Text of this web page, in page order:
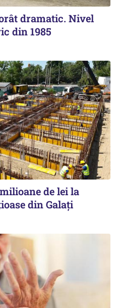
dramatic. Nivel
din 1985
de lei la
din Galați